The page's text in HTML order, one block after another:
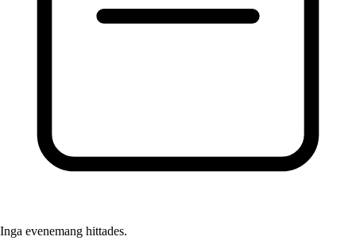
Inga evenemang hittades.